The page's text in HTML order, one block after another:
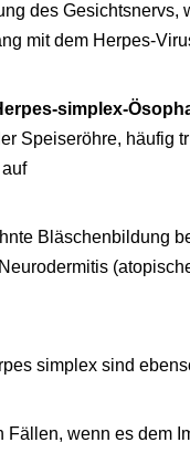
des Gesichtsnervs,
mit dem Herpes-
simplex-
Speiseröhre, häufig
Bläschenbildung
simplex sind
Fällen, wenn es dem